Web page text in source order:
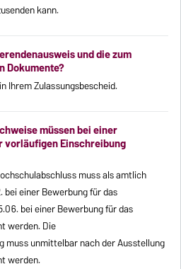
kann.
und die zum
Dokumente?
Ihrem Zulassungsbescheid.
müssen bei einer
vorläufigen Einschreibung
muss als amtlich
bei einer Bewerbung für das
bei einer Bewerbung für das
werden. Die
muss unmittelbar nach der Ausstellung
werden.